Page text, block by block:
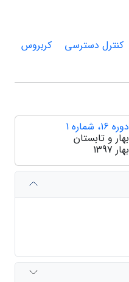
کنترل دسترسی
کربروس
دوره 16، شماره 1
بهار و تابستان
بهار 1397